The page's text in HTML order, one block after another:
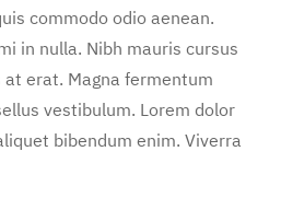
commodo odio aenean.
in nulla. Nibh mauris cursus
erat. Magna fermentum
vestibulum. Lorem dolor
bibendum enim. Viverra